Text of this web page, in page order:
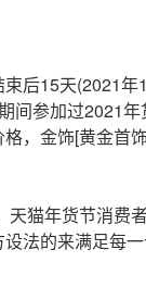
后15天(2021年
间参加过2021年
，金饰[黄金首
天猫年货节消费
法的来满足每